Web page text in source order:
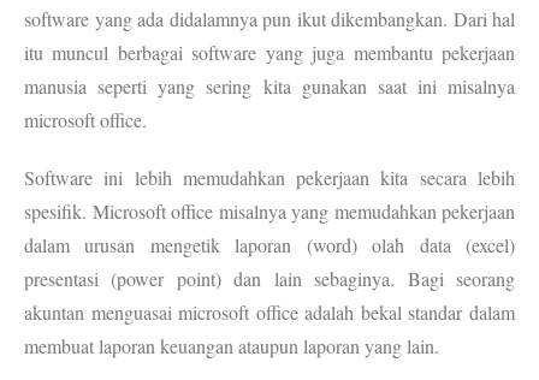
software yang ada didalamnya pun ikut dikembangkan. Dari hal
itu muncul berbagai software yang juga membantu pekerjaan
manusia seperti yang sering kita gunakan saat ini misalnya
microsoft office.
Software ini lebih memudahkan pekerjaan kita secara lebih
spesifik. Microsoft office misalnya yang memudahkan pekerjaan
dalam urusan mengetik laporan (word) olah data (excel)
presentasi (power point) dan lain sebaginya. Bagi seorang
akuntan menguasai microsoft office adalah bekal standar dalam
membuat laporan keuangan ataupun laporan yang lain.